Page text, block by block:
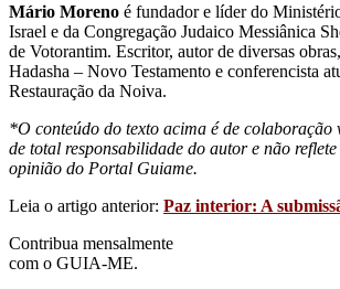
Mário Moreno é fundador e líder do
Israel e da Congregação Judaico Messiânica
de Votorantim. Escritor, autor de diversas
Hadasha – Novo Testamento e conferencista
Restauração da Noiva.
*O conteúdo do texto acima é de colaboração
de total responsabilidade do autor e não
opinião do Portal Guiame.
Leia o artigo anterior: Paz interior: A
Contribua mensalmente
com o GUIA-ME.